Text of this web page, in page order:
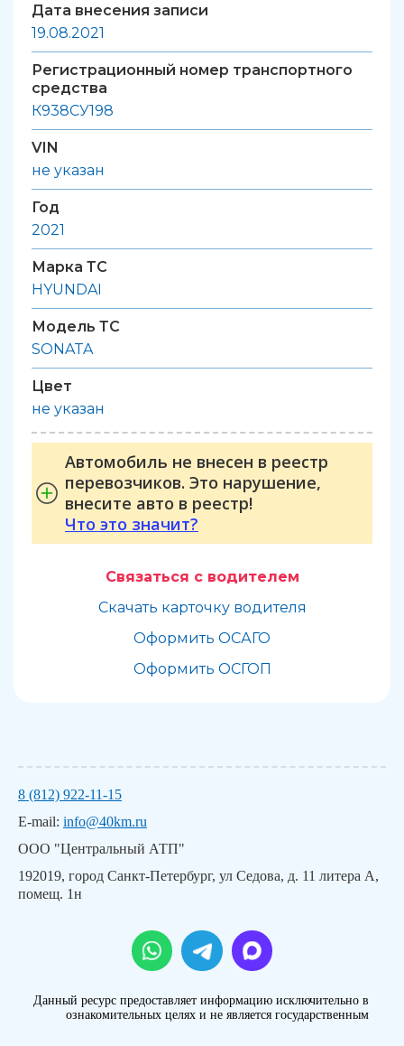
Дата внесения записи
19.08.2021
Регистрационный номер транспортного
средства
К938СУ198
VIN
не указан
Год
2021
Марка ТС
HYUNDAI
Модель ТС
SONATA
Цвет
не указан
Автомобиль не внесен в реестр
перевозчиков. Это нарушение,
внесите авто в реестр!
Что это значит?
Связаться с водителем
Скачать карточку водителя
Оформить ОСАГО
Оформить ОСГОП
8 (812) 922-11-15
E-mail: info@40km.ru
ООО "Центральный АТП"
192019, город Санкт-Петербург, ул Седова, д. 11 литера А,
помещ. 1н
Данный ресурс предоставляет информацию исключительно в
ознакомительных целях и не является государственным